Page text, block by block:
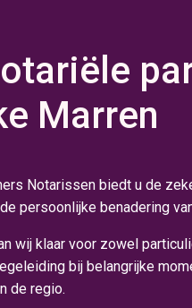
Marren
Notarissen biedt u de
persoonlijke benadering
wij klaar voor zowel
bij belangrijke
de regio.